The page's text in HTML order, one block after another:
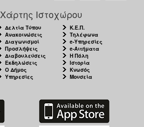
Χάρτης Ιστοχώρου
Δελτία Τύπου
Ανακοινώσεις
Διαγωνισμοί
Προσλήψεις
Διαβουλεύσεις
Εκδηλώσεις
Ο Δήμος
Υπηρεσίες
Κ.Ε.Π.
Τηλέφωνα
e-Υπηρεσίες
e-Αιτήματα
Η Πόλη
Ιστορία
Κνωσός
Μουσεία